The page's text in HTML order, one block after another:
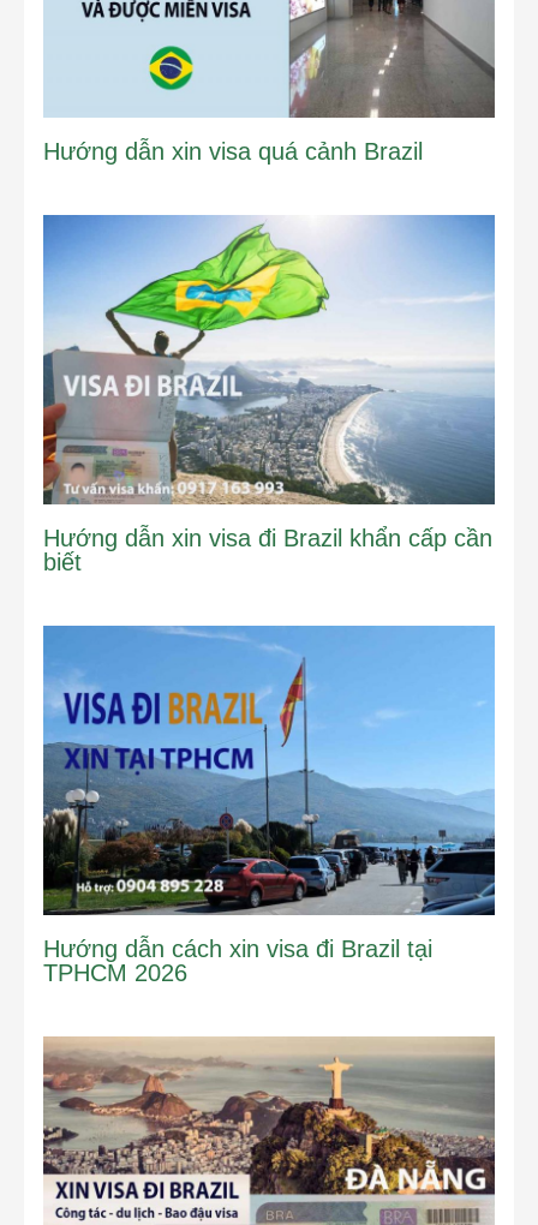
Hướng dẫn xin visa quá cảnh Brazil
Hướng dẫn xin visa đi Brazil khẩn cấp cần
biết
Hướng dẫn cách xin visa đi Brazil tại
TPHCM 2026